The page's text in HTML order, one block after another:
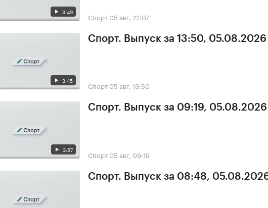
3:49 Спорт 05 авг, 22:07
3:45
Спорт. Выпуск за 13:50, 05.08.2026
Спорт 05 авг, 13:50
3:57
Спорт. Выпуск за 09:19, 05.08.2026
Спорт 05 авг, 09:19
Спорт. Выпуск за 08:48,